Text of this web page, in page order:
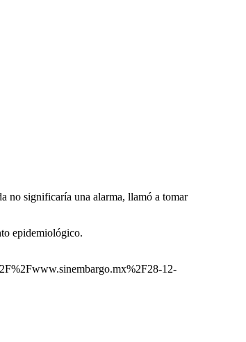
no significaría una alarma, llamó a tomar
epidemiológico.
12-